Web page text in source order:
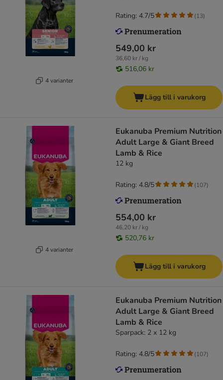
4 varianter
549,00 kr
36,60 kr / kg
516,06 kr
Rating: 4.7/5 (13)
Lägg till i varukorg
4 varianter
Eukanuba Premium Nutrition
Adult Large & Giant Breed
Lamb & Rice
12 kg
554,00 kr
46,20 kr / kg
520,76 kr
Rating: 4.8/5 (107)
Lägg till i varukorg
Eukanuba Premium Nutrition
Adult Large & Giant Breed
Lamb & Rice
Sparpack: 2 x 12 kg
Rating: 4.8/5 (107)